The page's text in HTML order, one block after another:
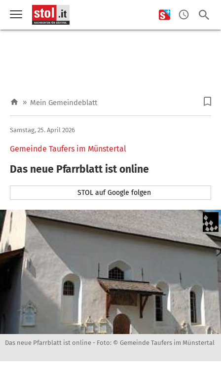
» Mein Gemeindeblatt
Gemeinde Taufers im Münstertal
Samstag, 25. April 2026
Das neue Pfarrblatt ist online
STOL auf Google folgen
Das neue Pfarrblatt ist online - Foto: © Gemeinde Taufers im Münstertal